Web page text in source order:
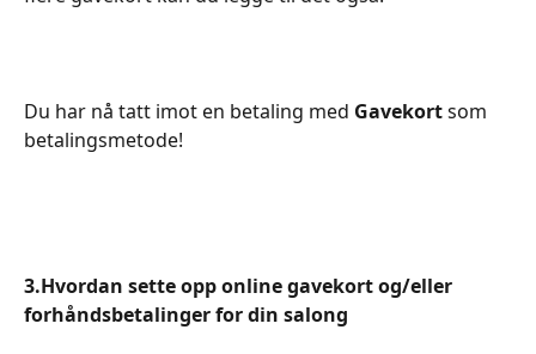
Du har nå tatt imot en betaling med Gavekort som
betalingsmetode!
3.Hvordan sette opp online gavekort og/eller
forhåndsbetalinger for din salong